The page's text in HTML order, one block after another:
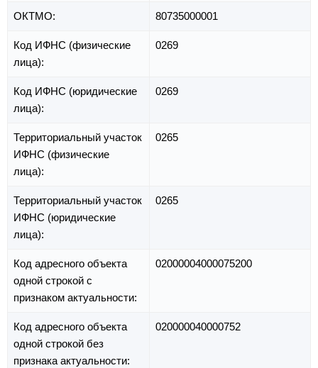
ОКТМО: 80735000001
Код ИФНС (физические
лица):
0269
Код ИФНС (юридические
лица):
0269
Территориальный участок
ИФНС (физические
лица):
0265
Территориальный участок
ИФНС (юридические
лица):
0265
Код адресного объекта
одной строкой с
признаком актуальности:
02000004000075200
Код адресного объекта
одной строкой без
признака актуальности:
020000040000752